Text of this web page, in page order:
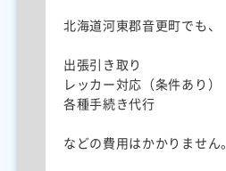
北海道河東郡音更町でも、
出張引き取り
レッカー対応（条件あり）
各種手続き代行
などの費用はかかりません。